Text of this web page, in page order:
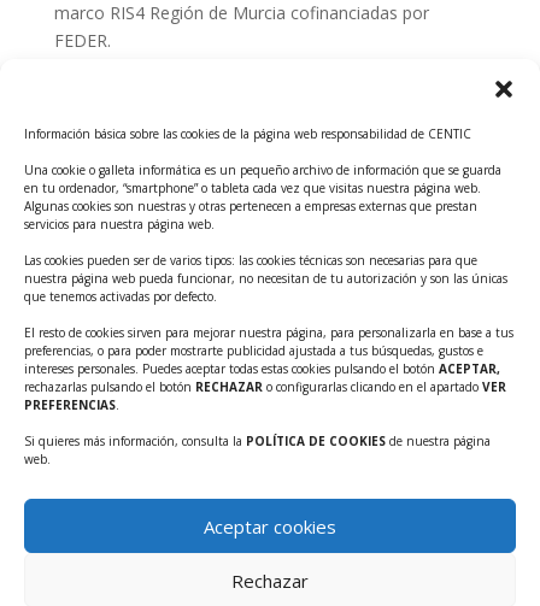
Información básica sobre las cookies de la página web responsabilidad de CENTIC
Una cookie o galleta informática es un pequeño archivo de información que se guarda
en tu ordenador, “smartphone” o tableta cada vez que visitas nuestra página web.
Algunas cookies son nuestras y otras pertenecen a empresas externas que prestan
servicios para nuestra página web.
Las cookies pueden ser de varios tipos: las cookies técnicas son necesarias para que
nuestra página web pueda funcionar, no necesitan de tu autorización y son las únicas
que tenemos activadas por defecto.
El resto de cookies sirven para mejorar nuestra página, para personalizarla en base a tus
preferencias, o para poder mostrarte publicidad ajustada a tus búsquedas, gustos e
intereses personales. Puedes aceptar todas estas cookies pulsando el botón ACEPTAR,
rechazarlas pulsando el botón RECHAZAR o configurarlas clicando en el apartado VER
PREFERENCIAS.
Si quieres más información, consulta la POLÍTICA DE COOKIES de nuestra página
web.
Aceptar cookies
Rechazar
marco RIS4 Región de Murcia cofinanciadas por
FEDER.
Tecnológicos 2ª ed.
Ayudas INFO para el apoyo a las empresas
innovadoras con potencial tecnológico y escalables
Convocatoria Cheque de Innovación. Ayudas INFO
para la contratación de servicios de Innovación y
Competitividad
Cheque Inversión del INFO. Ayudas para la
contratación de servicios de Innovación y
Competitividad para apoyar rondas de financiación.
Inscripciones abiertas!!
Ayudas INFO para la contratación de servicios de
Innovación y Competitividad (CHEQUE